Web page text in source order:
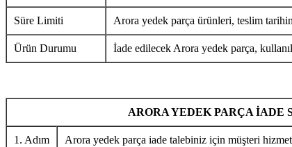
Süre Limiti Arora yedek parça ürünleri, teslim
Ürün Durumu İade edilecek Arora yedek parça,
ARORA YEDEK PARÇA İADE
1. Adım Arora yedek parça iade talebiniz için müşteri